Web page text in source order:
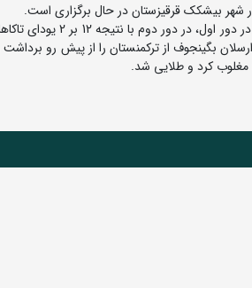
شهر بیشکک قرقیزستان در حال برگزاری است.
به گزارش روابط عمومی فدراسیون کشتی، در وزن 86 کیلوگرم کامران قاسم پور پس از استراحت در دور اول،
نیمه نهایی راه یافت. وی در این مرحله با نتیجه 11 بر صفر آلپ ارسلان بگینجوف از ترکمنستان را از پیش رو